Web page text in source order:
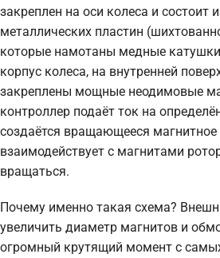
закреплен на оси колеса и состоит
металлических пластин
которые намотаны медные
корпус колеса, на внутренней
закреплены мощные неодимовые
контроллер подаёт ток на
создаётся вращающееся магнитное
взаимодействует с магнитами
вращаться.
Почему именно такая схема?
увеличить диаметр магнитов и
огромный крутящий момент с